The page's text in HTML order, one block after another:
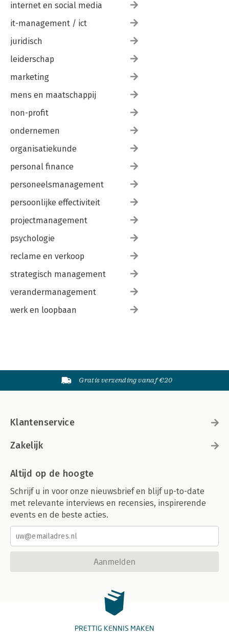
internet en social media
it-management / ict
juridisch
leiderschap
marketing
mens en maatschappij
non-profit
ondernemen
organisatiekunde
personal finance
personeelsmanagement
persoonlijke effectiviteit
projectmanagement
psychologie
reclame en verkoop
strategisch management
verandermanagement
werk en loopbaan
Gratis verzending vanaf €20
Klantenservice
Zakelijk
Altijd op de hoogte
Schrijf u in voor onze nieuwsbrief en blijf up-to-date
met relevante interviews en recensies, inspirerende
events en de beste acties.
Aanmelden
PRETTIG KENNIS MAKEN